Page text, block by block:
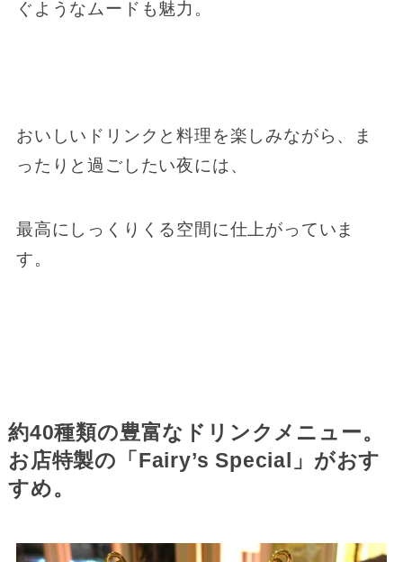
ぐようなムードも魅力。
おいしいドリンクと料理を楽しみながら、ま
ったりと過ごしたい夜には、
最高にしっくりくる空間に仕上がっていま
す。
約40種類の豊富なドリンクメニュー。
お店特製の「Fairy’s Special」がおす
すめ。